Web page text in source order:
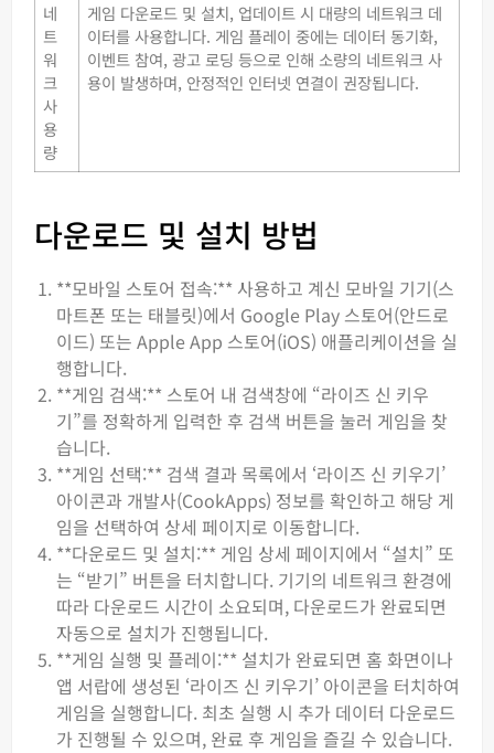
네
트
워
크
사
용
량
게임 다운로드 및 설치, 업데이트 시 대량의 네트워크 데
이터를 사용합니다. 게임 플레이 중에는 데이터 동기화,
이벤트 참여, 광고 로딩 등으로 인해 소량의 네트워크 사
용이 발생하며, 안정적인 인터넷 연결이 권장됩니다.
다운로드 및 설치 방법
**모바일 스토어 접속:** 사용하고 계신 모바일 기기(스
마트폰 또는 태블릿)에서 Google Play 스토어(안드로
이드) 또는 Apple App 스토어(iOS) 애플리케이션을 실
행합니다.
**게임 검색:** 스토어 내 검색창에 “라이즈 신 키우
기”를 정확하게 입력한 후 검색 버튼을 눌러 게임을 찾
습니다.
**게임 선택:** 검색 결과 목록에서 ‘라이즈 신 키우기’
아이콘과 개발사(CookApps) 정보를 확인하고 해당 게
임을 선택하여 상세 페이지로 이동합니다.
**다운로드 및 설치:** 게임 상세 페이지에서 “설치” 또
는 “받기” 버튼을 터치합니다. 기기의 네트워크 환경에
따라 다운로드 시간이 소요되며, 다운로드가 완료되면
자동으로 설치가 진행됩니다.
**게임 실행 및 플레이:** 설치가 완료되면 홈 화면이나
앱 서랍에 생성된 ‘라이즈 신 키우기’ 아이콘을 터치하여
게임을 실행합니다. 최초 실행 시 추가 데이터 다운로드
가 진행될 수 있으며, 완료 후 게임을 즐길 수 있습니다.